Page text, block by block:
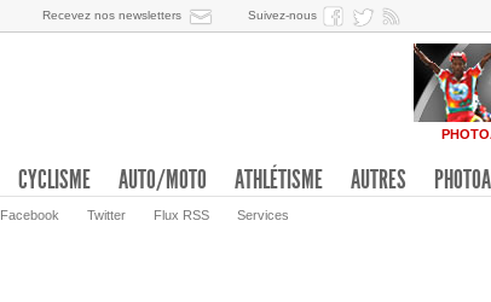
Recevez nos newsletters Suivez-nous
Facebook Twitter Flux RSS Services
CYCLISME AUTO/MOTO ATHLÉTISME AUTRES